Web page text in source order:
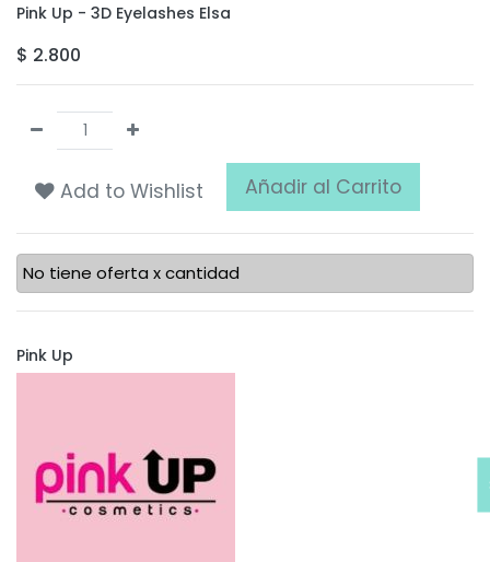
Pink Up - 3D Eyelashes Elsa
$ 2.800
Add to Wishlist Añadir al Carrito
No tiene oferta x cantidad
Pink Up